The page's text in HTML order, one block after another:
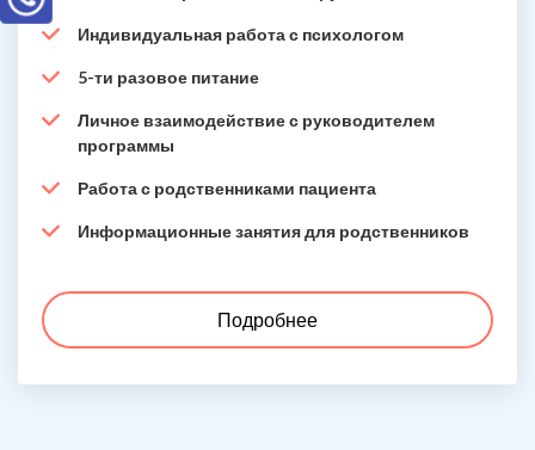
Индивидуальная работа с психологом
5-ти разовое питание
Личное взаимодействие с руководителем
программы
Работа с родственниками пациента
Информационные занятия для родственников
Подробнее